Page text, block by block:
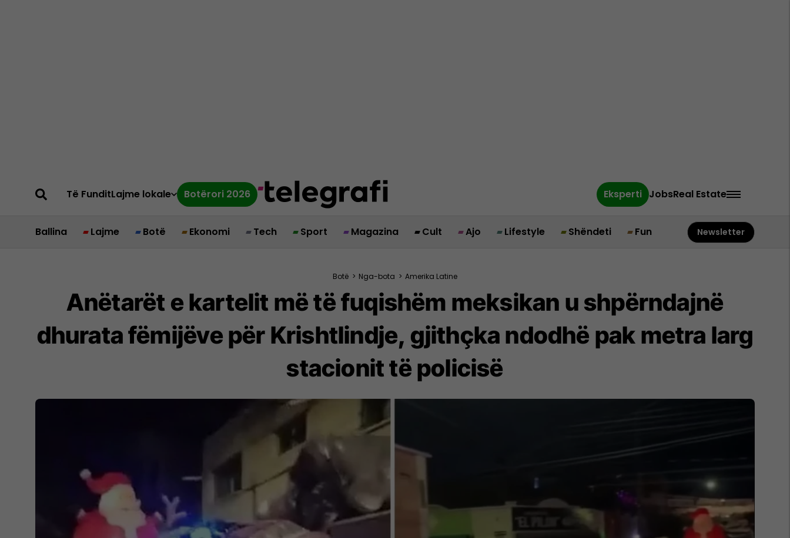
Të FunditLajme lokale Botërori 2026 Eksperti JobsReal Estate
Ballina Lajme Botë Ekonomi Tech Sport Magazina Cult Ajo Lifestyle Shëndeti Fun Newsletter
Botë > Nga-bota > Amerika Latine
Anëtarët e kartelit më të fuqishëm meksikan u shpërndajnë
dhurata fëmijëve për Krishtlindje, gjithçka ndodhë pak metra larg
stacionit të policisë